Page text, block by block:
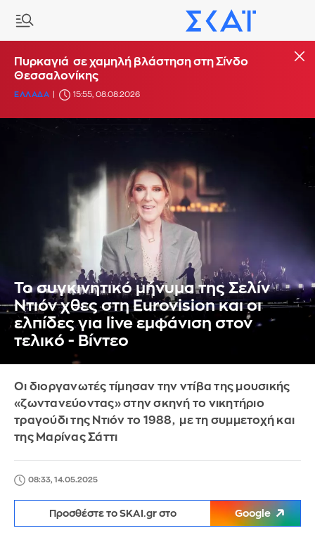
Πυρκαγιά σε χαμηλή βλάστηση στη Σίνδο
Θεσσαλονίκης
ΕΛΛΑΔΑ 15:55, 08.08.2026
To συγκινητικό μήνυμα της Σελίν
Ντιόν χθες στη Eurovision και οι
ελπίδες για live εμφάνιση στον
τελικό - Βίντεο
Οι διοργανωτές τίμησαν την ντίβα της μουσικής
«ζωντανεύοντας» στην σκηνή το νικητήριο
τραγούδι της Ντιόν το 1988, με τη συμμετοχή και
της Μαρίνας Σάττι
08:33, 14.05.2025
Προσθέστε το SKAI.gr στο Google